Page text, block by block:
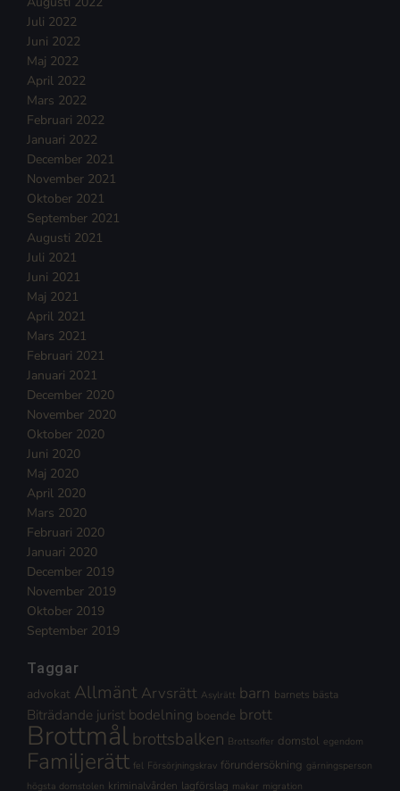
Juli 2022
Juni 2022
Maj 2022
April 2022
Mars 2022
Februari 2022
Januari 2022
December 2021
November 2021
Oktober 2021
September 2021
Augusti 2021
Juli 2021
Juni 2021
Maj 2021
April 2021
Mars 2021
Februari 2021
Januari 2021
December 2020
November 2020
Oktober 2020
Juni 2020
Maj 2020
April 2020
Mars 2020
Februari 2020
Januari 2020
December 2019
November 2019
Oktober 2019
September 2019
Taggar
advokat Allmänt Arvsrätt Asylrätt barn barnets bästa
Biträdande jurist bodelning boende brott
Brottmålbrottsbalken Brottsoffer domstol egendom
Familjerätt fel Försörjningskrav förundersökning gärningsperson
högsta domstolen kriminalvården lagförslag makar migration